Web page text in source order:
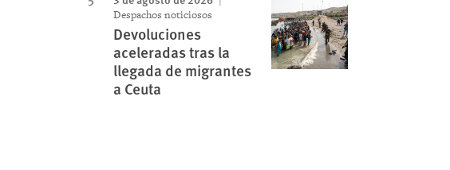
Despachos noticiosos
Devoluciones
aceleradas tras la
llegada de migrantes
a Ceuta